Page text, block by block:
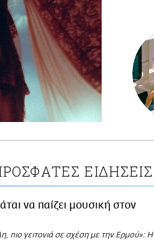
ΕΙΔΗΣΕΙΣ
να παίζει μουσική στον
πιο γειτονιά σε σχέση με την Ερμού»: Η